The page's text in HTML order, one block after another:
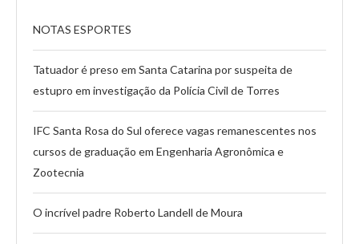
NOTAS ESPORTES
Tatuador é preso em Santa Catarina por suspeita de
estupro em investigação da Polícia Civil de Torres
IFC Santa Rosa do Sul oferece vagas remanescentes nos
cursos de graduação em Engenharia Agronômica e
Zootecnia
O incrível padre Roberto Landell de Moura